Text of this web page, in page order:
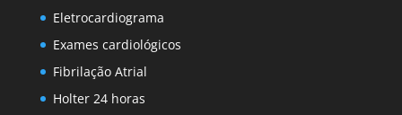
Eletrocardiograma
Exames cardiológicos
Fibrilação Atrial
Holter 24 horas